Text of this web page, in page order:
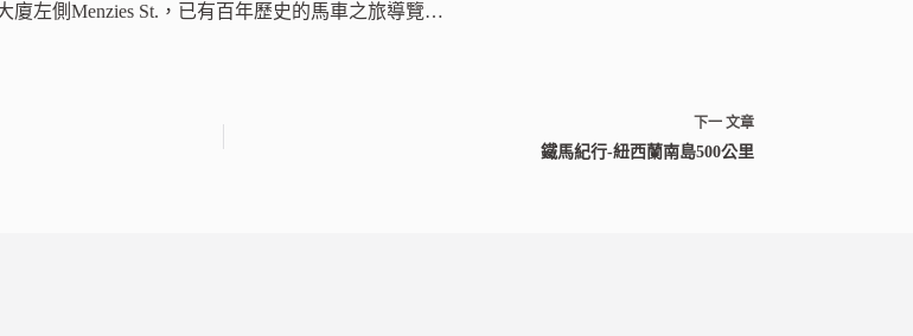
廈左側Menzies St.，已有百年歷史的馬車之旅導覽…
下一 文章
鐵馬紀行-紐西蘭南島500公里